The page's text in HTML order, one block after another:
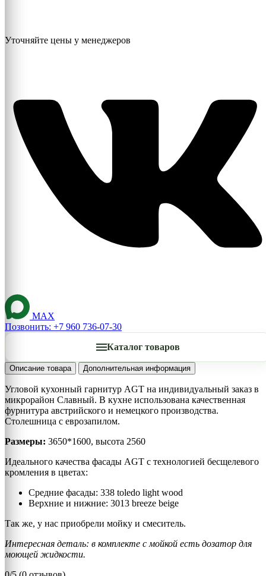
Уточняйте цены у менеджеров
MAX
Позвонить: +7 960 736-07-30
Каталог товаров
Описание товара Дополнительная информация
Угловой кухонный гарнитур AGT на индивидуальный заказ в
микрорайон Славный. В кухне использована качественная
фурнитура австрийского и немецкого производства.
Столешница с еврозапилом.
Размеры: 3650*1600, высота 2560
Идеального качества фасады AGT с технологией бесщелевого
кромления в цветах:
Средние фасады: 338 toledo light wood
Верхние и нижние: 3013 breeze beige
Так же, у нас приобрели мойку и смеситель.
Интересная деталь: в комплекте с мойкой есть дозатор для
моющей жидкости.